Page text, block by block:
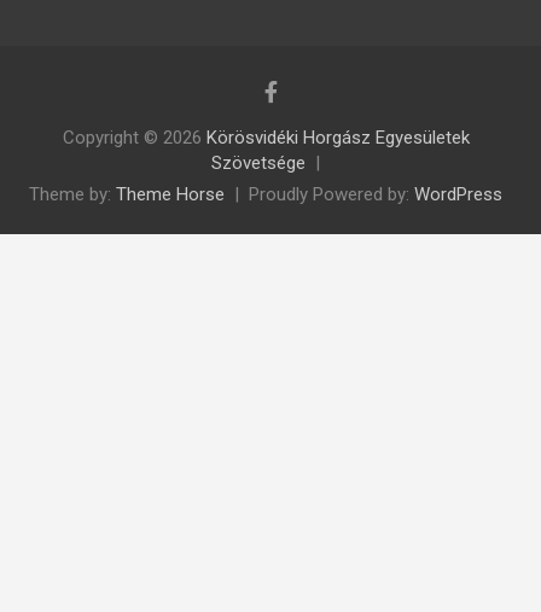
Copyright © 2026 Körösvidéki Horgász Egyesületek
Szövetsége
Theme by: Theme Horse Proudly Powered by: WordPress